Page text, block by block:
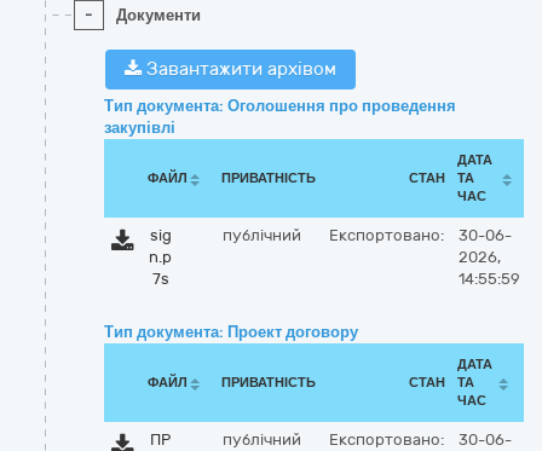
- Документи
Завантажити архівом
Тип документа: Оголошення про проведення
закупівлі
ФАЙЛ ПРИВАТНІСТЬ СТАН
ДАТА
ТА
ЧАС
sig
n.p
7s
публічний Експортовано:
30-06-
2026,
14:55:59
Тип документа: Проект договору
ФАЙЛ ПРИВАТНІСТЬ СТАН
ДАТА
ТА
ЧАС
ПР
публічний Експортовано:
30-06-